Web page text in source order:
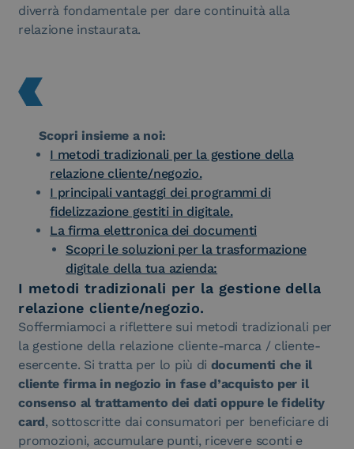
diverrà fondamentale per dare continuità alla
relazione instaurata.
Scopri insieme a noi:
I metodi tradizionali per la gestione della
relazione cliente/negozio.
I principali vantaggi dei programmi di
fidelizzazione gestiti in digitale.
La firma elettronica dei documenti
Scopri le soluzioni per la trasformazione
digitale della tua azienda:
I metodi tradizionali per la gestione della
relazione cliente/negozio.
Soffermiamoci a riflettere sui metodi tradizionali per
la gestione della relazione cliente-marca / cliente-
esercente. Si tratta per lo più di documenti che il
cliente firma in negozio in fase d’acquisto per il
consenso al trattamento dei dati oppure le fidelity
card, sottoscritte dai consumatori per beneficiare di
promozioni, accumulare punti, ricevere sconti e